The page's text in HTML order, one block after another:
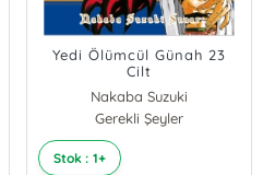
Yedi Ölümcül Günah 23
Cilt
Nakaba Suzuki
Gerekli Şeyler
Stok : 1+